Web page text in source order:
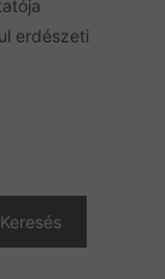
erdészeti
Keresés